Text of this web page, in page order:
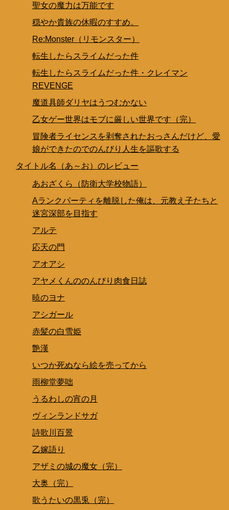
聖女の魔力は万能です
穏やか貴族の休暇のすすめ。
Re:Monster（リモンスター）
転生したらスライムだった件
転生したらスライムだった件・クレイマン
REVENGE
魔道具師ダリヤはうつむかない
乙女ゲー世界はモブに厳しい世界です（完）
冒険者ライセンスを剥奪されたおっさんだけど、愛
娘ができたのでのんびり人生を謳歌する
タイトル名（あ～お）のレビュー
あおざくら（防衛大学校物語）
Aランクパーティを離脱した俺は、元教え子たちと
迷宮深部を目指す
アルテ
応天の門
アオアシ
アヤメくんののんびり肉食日誌
暁のヨナ
アシガール
赤髪の白雪姫
艶漢
いつか死ぬなら絵を売ってから
雨柳堂夢咄
うるわしの宵の月
ヴィンランドサガ
詩歌川百景
乙嫁語り
アザミの城の魔女（完）
大奥（完）
歌うたいの黒兎（完）